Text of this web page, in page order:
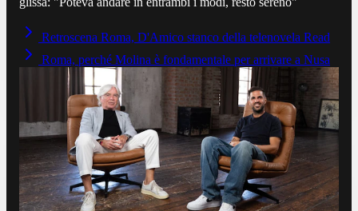
Retroscena Roma, D'Amico stanco della telenovela Read
Roma, perché Molina è fondamentale per arrivare a Nusa